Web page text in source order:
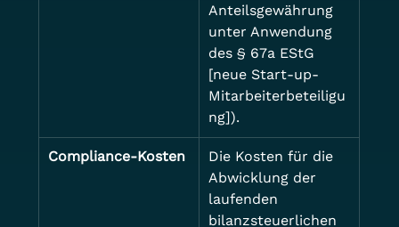
Anteilsgewährung
unter Anwendung
des § 67a EStG
[neue Start-up-
Mitarbeiterbeteiligu
ng]).
Compliance-Kosten
Die Kosten für die
Abwicklung der
laufenden
bilanzsteuerlichen